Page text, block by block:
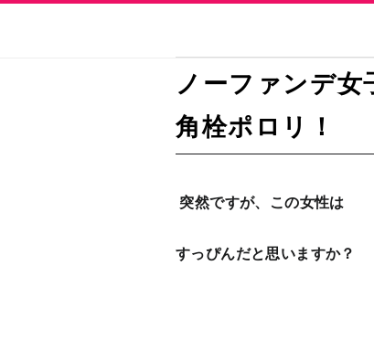
ノーファンデ女
角栓ポロリ！
突然ですが、この女性は
すっぴんだと思いますか？